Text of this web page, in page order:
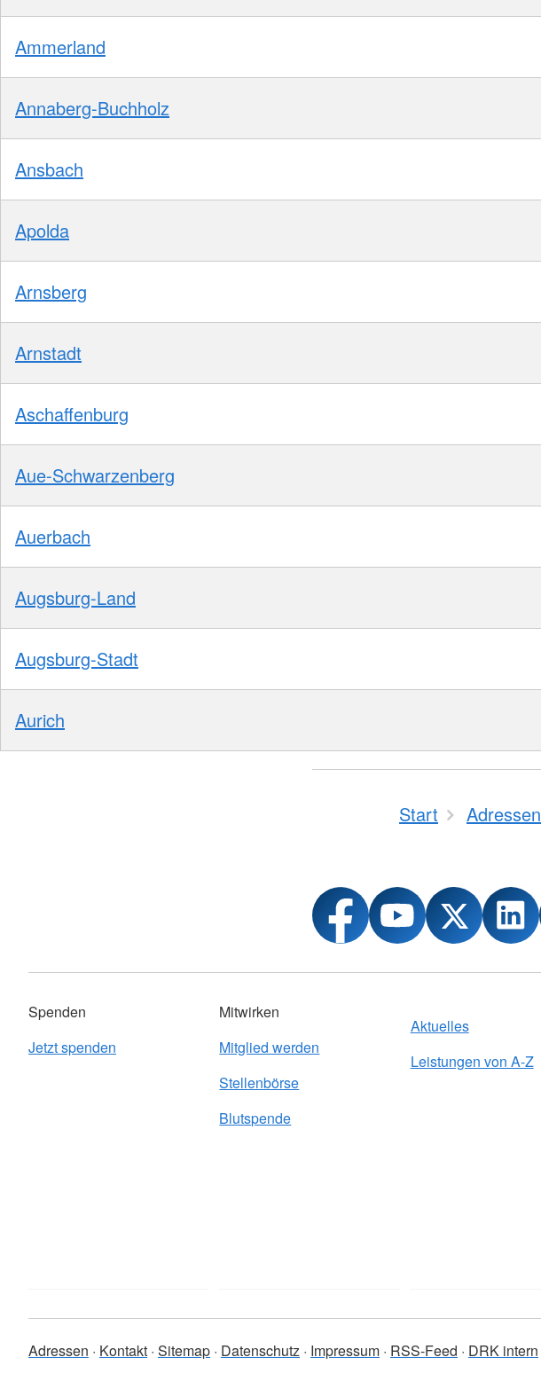
Ammerland
Annaberg-Buchholz
Ansbach
Apolda
Arnsberg
Arnstadt
Aschaffenburg
Aue-Schwarzenberg
Auerbach
Augsburg-Land
Augsburg-Stadt
Aurich
Start Adressen
Spenden
Jetzt spenden
Mitwirken
Mitglied werden
Stellenbörse
Blutspende
Aktuelles
Leistungen von A-Z
Adressen Kontakt Sitemap Datenschutz Impressum RSS-Feed DRK intern